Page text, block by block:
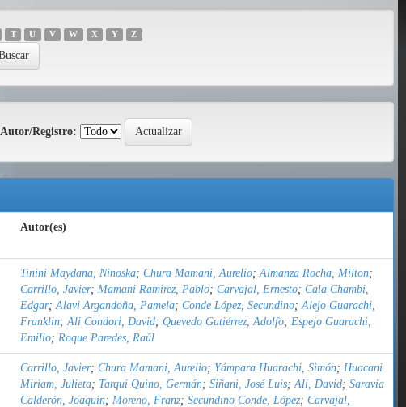
T U V W X Y Z
Autor/Registro:
Autor(es)
Tinini Maydana, Ninoska; Chura Mamani, Aurelio;Almanza Rocha, Milton;
Carrillo, Javier; Mamani Ramirez, Pablo; Carvajal, Ernesto; Cala Chambi,
Edgar;Alavi Argandoña, Pamela; Conde López, Secundino;Alejo Guarachi,
Franklin;Ali Condori, David; Quevedo Gutiérrez, Adolfo; Espejo Guarachi,
Emilio; Roque Paredes, Raúl
Carrillo, Javier; Chura Mamani, Aurelio; Yámpara Huarachi, Simón; Huacani
Miriam, Julieta; Tarqui Quino, Germán; Siñani, José Luis;Ali, David; Saravia
Calderón, Joaquín; Moreno, Franz; Secundino Conde, López; Carvajal,